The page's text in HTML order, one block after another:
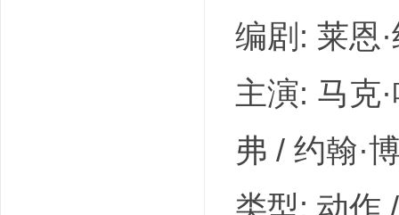
编剧: 莱恩
主演: 马克
弗 / 约翰·
类型: 动作